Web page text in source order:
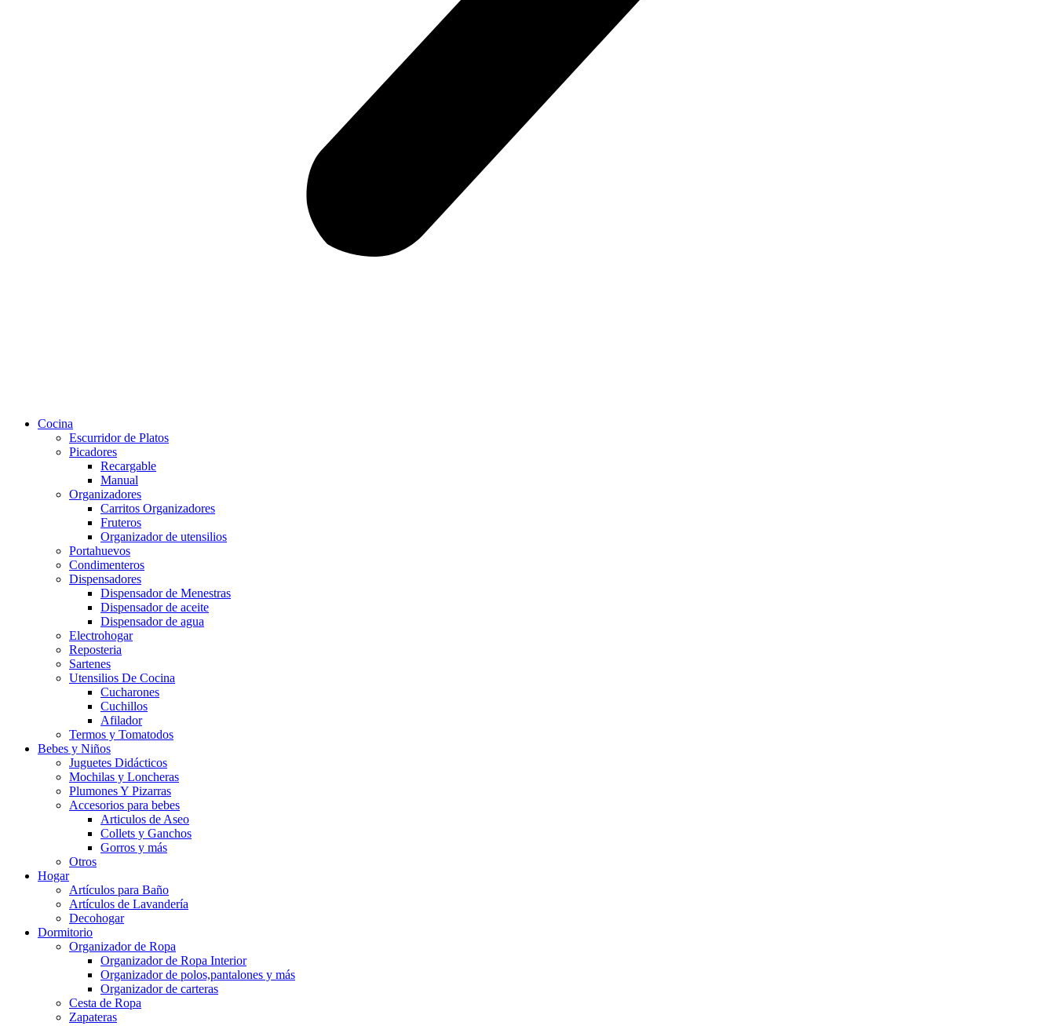
Cocina
Escurridor de Platos
Picadores
Recargable
Manual
Organizadores
Carritos Organizadores
Fruteros
Organizador de utensilios
Portahuevos
Condimenteros
Dispensadores
Dispensador de Menestras
Dispensador de aceite
Dispensador de agua
Electrohogar
Reposteria
Sartenes
Utensilios De Cocina
Cucharones
Cuchillos
Afilador
Termos y Tomatodos
Bebes y Niños
Juguetes Didácticos
Mochilas y Loncheras
Plumones Y Pizarras
Accesorios para bebes
Articulos de Aseo
Collets y Ganchos
Gorros y más
Otros
Hogar
Artículos para Baño
Artículos de Lavandería
Decohogar
Dormitorio
Organizador de Ropa
Organizador de Ropa Interior
Organizador de polos,pantalones y más
Organizador de carteras
Cesta de Ropa
Zapateras